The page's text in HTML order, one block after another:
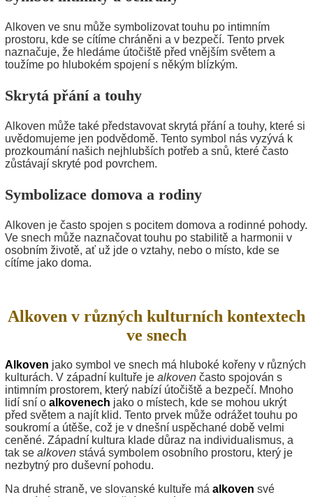
Alkoven ve snu může symbolizovat touhu po intimním
prostoru, kde se cítíme chráněni a v bezpečí. Tento prvek
naznačuje, že hledáme útočiště před vnějším světem a
toužíme po hlubokém spojení s někým blízkým.
Skrytá přání a touhy
Alkoven může také představovat skrytá přání a touhy, které si
uvědomujeme jen podvědomě. Tento symbol nás vyzývá k
prozkoumání našich nejhlubších potřeb a snů, které často
zůstávají skryté pod povrchem.
Symbolizace domova a rodiny
Alkoven je často spojen s pocitem domova a rodinné pohody.
Ve snech může naznačovat touhu po stabilitě a harmonii v
osobním životě, ať už jde o vztahy, nebo o místo, kde se
cítíme jako doma.
Alkoven v různých kulturních kontextech
ve snech
Alkoven jako symbol ve snech má hluboké kořeny v různých
kulturách. V západní kultuře je alkoven často spojován s
intimním prostorem, který nabízí útočiště a bezpečí. Mnoho
lidí sní o alkovenech jako o místech, kde se mohou ukrýt
před světem a najít klid. Tento prvek může odrážet touhu po
soukromí a útěše, což je v dnešní uspěchané době velmi
ceněné. Západní kultura klade důraz na individualismus, a
tak se alkoven stává symbolem osobního prostoru, který je
nezbytný pro duševní pohodu.
Na druhé straně, ve slovanské kultuře má alkoven své